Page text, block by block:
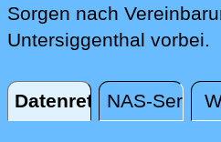
Sorgen nach
Untersiggenthal vorbei.
DatenrettungNAS-Server